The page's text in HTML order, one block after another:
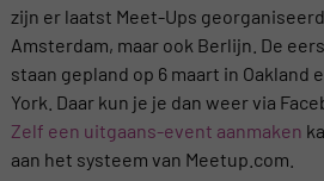
zijn er laatst Meet-Ups
Amsterdam, maar ook Berlijn. De
staan gepland op 6 maart in Oakland
York. Daar kun je je dan weer via
Zelf een uitgaans-event aanmaken
aan het systeem van Meetup.com.